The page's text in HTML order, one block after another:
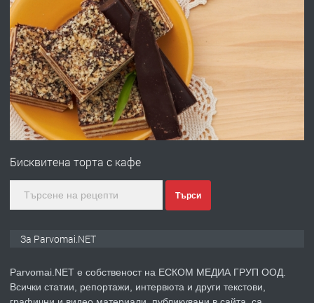
ПРЕДЛАГА
Първи поход "По стъпките на Ангел
Войвода"
ПРЕДЛАГА
Монтажник на малки детайли за
преди 1 година
Бисквитена торта с кафе
Търси
За Parvomai.NET
Parvomai.NET е собственост на ЕСКОМ МЕДИА ГРУП ООД.
Всички статии, репортажи, интервюта и други текстови,